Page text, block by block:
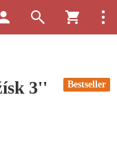
Bestseller
3''